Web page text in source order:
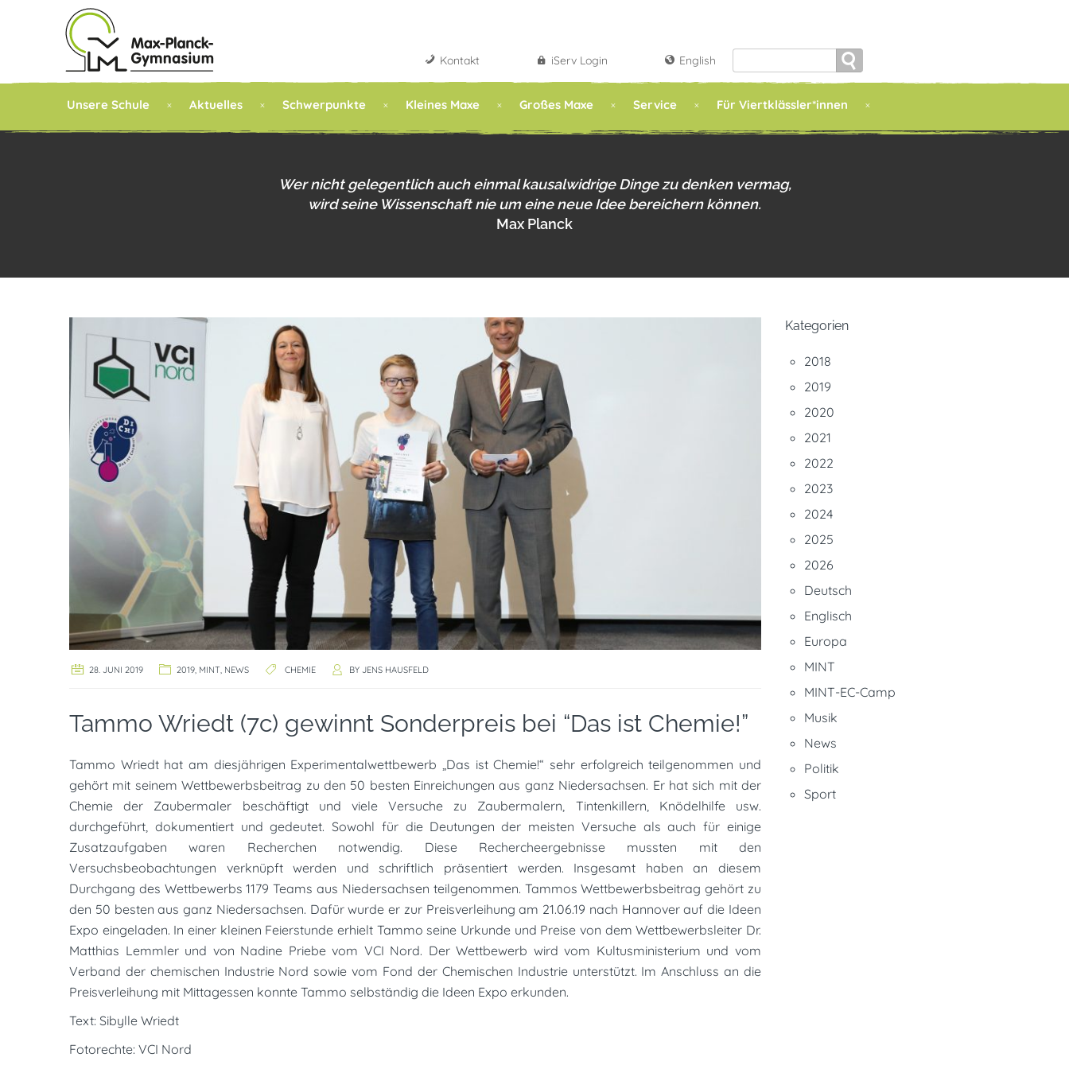
Kontakt iServ Login English
for:
Unsere Schule Aktuelles Schwerpunkte Kleines Maxe Großes Maxe Service Für Viertklässler*innen
Wer nicht gelegentlich auch einmal kausalwidrige Dinge zu denken vermag,
wird seine Wissenschaft nie um eine neue Idee bereichern können.
Max Planck
28. JUNI 2019 2019, MINT, NEWS CHEMIE BY JENS HAUSFELD
Tammo Wriedt (7c) gewinnt Sonderpreis bei “Das ist Chemie!”
Tammo Wriedt hat am diesjährigen Experimentalwettbewerb „Das ist Chemie!“ sehr erfolgreich teilgenommen und
gehört mit seinem Wettbewerbsbeitrag zu den 50 besten Einreichungen aus ganz Niedersachsen. Er hat sich mit der
Chemie der Zaubermaler beschäftigt und viele Versuche zu Zaubermalern, Tintenkillern, Knödelhilfe usw.
durchgeführt, dokumentiert und gedeutet. Sowohl für die Deutungen der meisten Versuche als auch für einige
Zusatzaufgaben waren Recherchen notwendig. Diese Rechercheergebnisse mussten mit den
Versuchsbeobachtungen verknüpft werden und schriftlich präsentiert werden. Insgesamt haben an diesem
Durchgang des Wettbewerbs 1179 Teams aus Niedersachsen teilgenommen. Tammos Wettbewerbsbeitrag gehört zu
den 50 besten aus ganz Niedersachsen. Dafür wurde er zur Preisverleihung am 21.06.19 nach Hannover auf die Ideen
Expo eingeladen. In einer kleinen Feierstunde erhielt Tammo seine Urkunde und Preise von dem Wettbewerbsleiter Dr.
Matthias Lemmler und von Nadine Priebe vom VCI Nord. Der Wettbewerb wird vom Kultusministerium und vom
Verband der chemischen Industrie Nord sowie vom Fond der Chemischen Industrie unterstützt. Im Anschluss an die
Preisverleihung mit Mittagessen konnte Tammo selbständig die Ideen Expo erkunden.
Text: Sibylle Wriedt
Fotorechte: VCI Nord
Kategorien
2018
2019
2020
2021
2022
2023
2024
2025
2026
Deutsch
Englisch
Europa
MINT
MINT-EC-Camp
Musik
News
Politik
Sport